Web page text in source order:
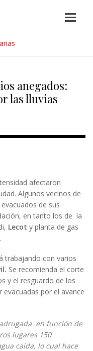
anegados:
las lluvias
afectaron
Algunos vecinos de
de sus
en tanto los de la
Lecot y planta de gas
trabajando con varios
Se recomienda el corte
y el resguardo de los
por el avance
en función de
lugares 150
caída, lo cual hace